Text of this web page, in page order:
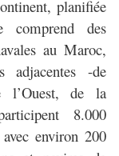
planifiée
des
au Maroc,
adjacentes -de
l’Ouest, de la
8.000
environ 200